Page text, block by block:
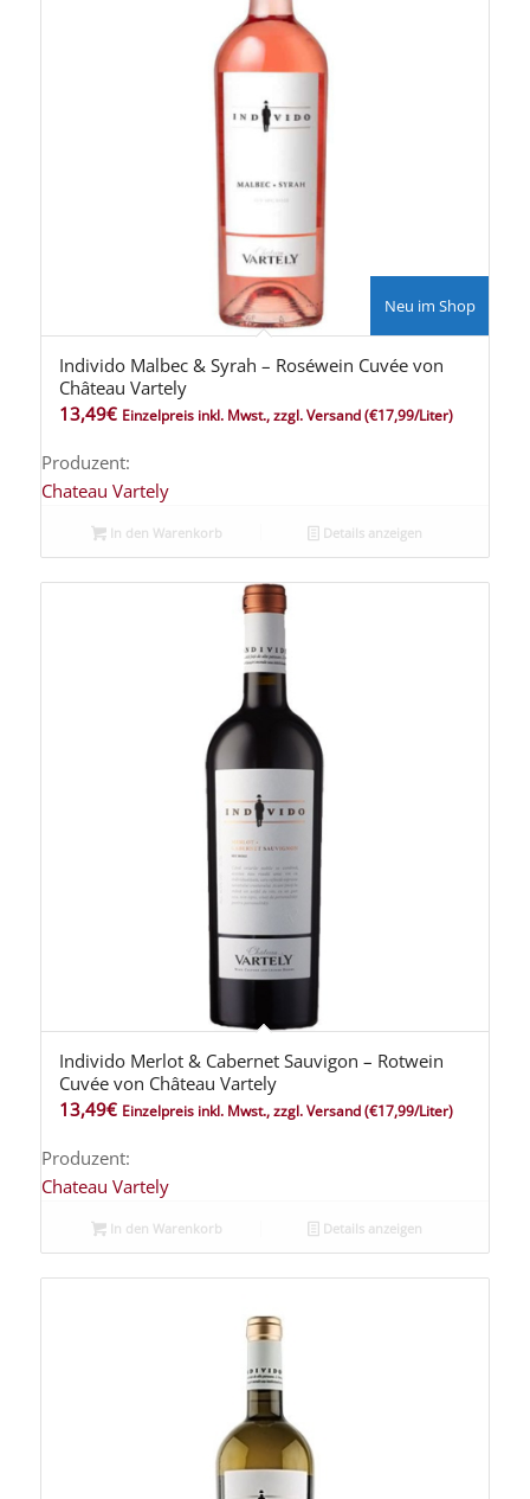
Neu im Shop
Individo Malbec & Syrah – Roséwein Cuvée von
Château Vartely
13,49€ Einzelpreis inkl. Mwst., zzgl. Versand(€17,99/Liter)
Produzent:
Chateau Vartely
In den Warenkorb Details anzeigen
Individo Merlot & Cabernet Sauvigon – Rotwein
Cuvée von Château Vartely
13,49€ Einzelpreis inkl. Mwst., zzgl. Versand(€17,99/Liter)
Produzent:
Chateau Vartely
In den Warenkorb Details anzeigen